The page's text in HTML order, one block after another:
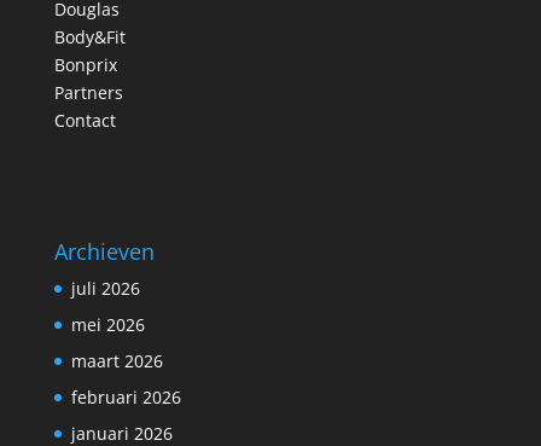
Douglas
Body&Fit
Bonprix
Partners
Contact
Archieven
juli 2026
mei 2026
maart 2026
februari 2026
januari 2026